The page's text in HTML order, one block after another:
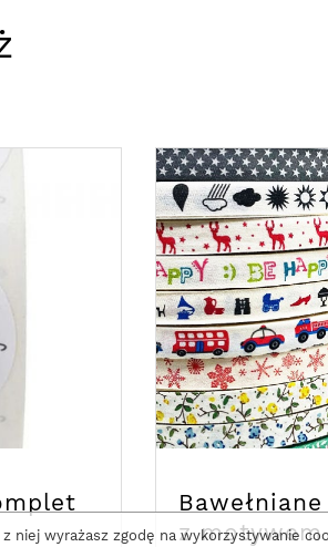
z
niej wyrażasz zgodę na wykorzystywanie